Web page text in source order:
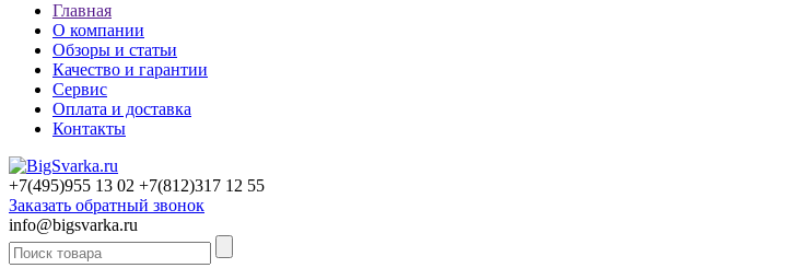
Главная
О компании
Обзоры и статьи
Качество и гарантии
Сервис
Оплата и доставка
Контакты
+7(495)955 13 02 +7(812)317 12 55
Заказать обратный звонок
info@bigsvarka.ru